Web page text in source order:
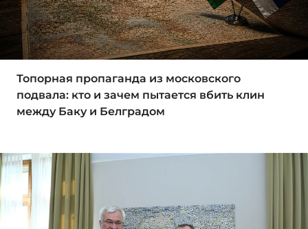
Топорная пропаганда из московского
подвала: кто и зачем пытается вбить клин
между Баку и Белградом